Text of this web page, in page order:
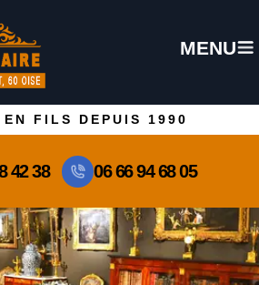
MENU
EN FILS DEPUIS 1990
42 38 06 66 94 68 05